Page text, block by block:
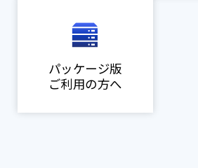
パッケージ版
ご利用の方へ